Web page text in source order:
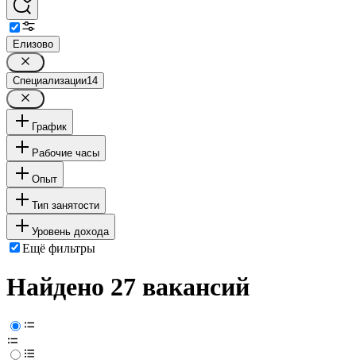
Елизово
Специализации14
График
Рабочие часы
Опыт
Тип занятости
Уровень дохода
Ещё фильтры
Найдено 27 вакансий